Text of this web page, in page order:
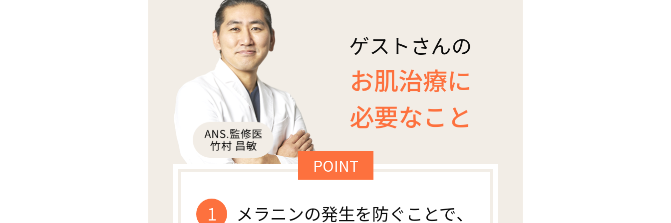
ゲストさんの
お肌治療に
必要なこと
POINT
メラニンの発生を防ぐことで、